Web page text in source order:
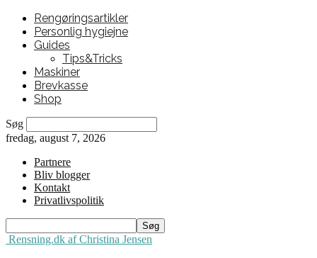
Rengøringsartikler
Personlig hygiejne
Guides
Tips&Tricks
Maskiner
Brevkasse
Shop
Søg
fredag, august 7, 2026
Partnere
Bliv blogger
Kontakt
Privatlivspolitik
Rensning.dk af Christina Jensen